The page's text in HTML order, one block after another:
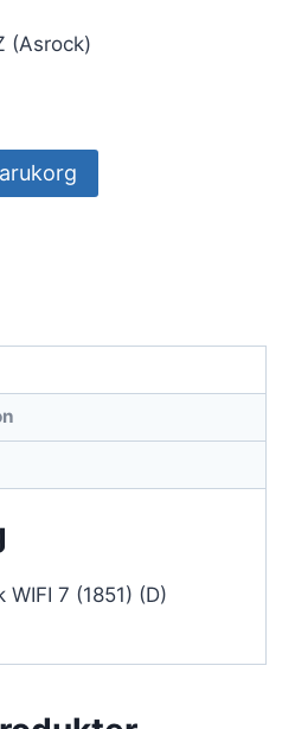
(Asrock)
WIFI 7 (1851) (D)